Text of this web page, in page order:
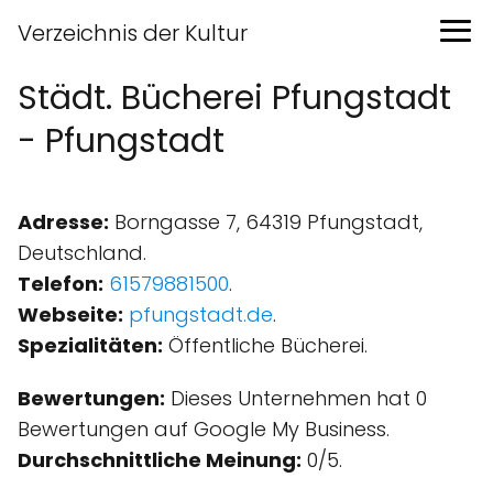
Verzeichnis der Kultur
Städt. Bücherei Pfungstadt
- Pfungstadt
Adresse: Borngasse 7, 64319 Pfungstadt,
Deutschland.
Telefon: 61579881500.
Webseite: pfungstadt.de.
Spezialitäten: Öffentliche Bücherei.
Bewertungen: Dieses Unternehmen hat 0
Bewertungen auf Google My Business.
Durchschnittliche Meinung: 0/5.